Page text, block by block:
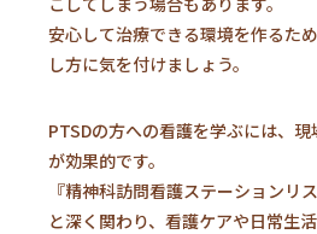
安心して治療できる環境を作るた
し方に気を付けましょう。
PTSDの方への看護を学ぶには、
が効果的です。
『精神科訪問看護ステーションリ
と深く関わり、看護ケアや日常生